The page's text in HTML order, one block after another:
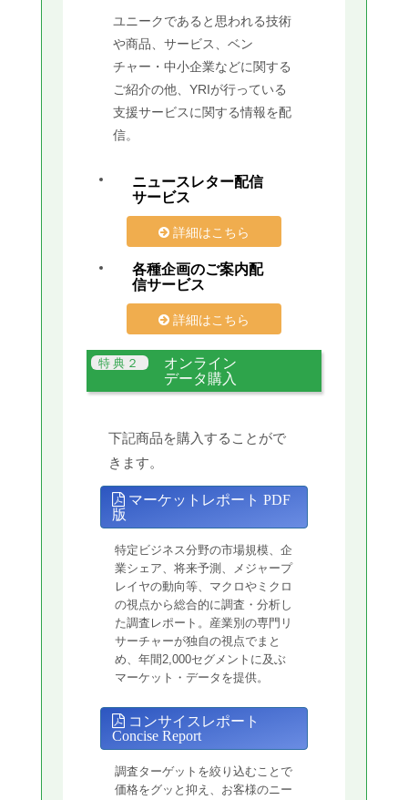
ユニークであると思われる技術
や商品、サービス、ベン
チャー・中小企業などに関する
ご紹介の他、YRIが行っている
支援サービスに関する情報を配
信。
ニュースレター配信
サービス
詳細はこちら
各種企画のご案内配
信サービス
詳細はこちら
オンライン
データ購入
下記商品を購入することがで
きます。
マーケットレポート PDF
版
特定ビジネス分野の市場規模、企
業シェア、将来予測、メジャープ
レイヤの動向等、マクロやミクロ
の視点から総合的に調査・分析し
た調査レポート。産業別の専門リ
サーチャーが独自の視点でまと
め、年間2,000セグメントに及ぶ
マーケット・データを提供。
コンサイスレポート
Concise Report
調査ターゲットを絞り込むことで
価格をグッと抑え、お客様のニー